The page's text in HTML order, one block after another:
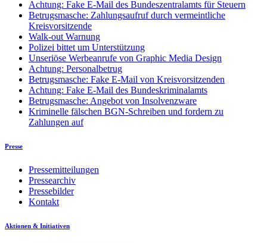
Achtung: Fake E-Mail des Bundeszentralamts für Steuern
Betrugsmasche: Zahlungsaufruf durch vermeintliche
Kreisvorsitzende
Walk-out Warnung
Polizei bittet um Unterstützung
Unseriöse Werbeanrufe von Graphic Media Design
Achtung: Personalbetrug
Betrugsmasche: Fake E-Mail von Kreisvorsitzenden
Achtung: Fake E-Mail des Bundeskriminalamts
Betrugsmasche: Angebot von Insolvenzware
Kriminelle fälschen BGN-Schreiben und fordern zu
Zahlungen auf
Presse
Pressemitteilungen
Pressearchiv
Pressebilder
Kontakt
Aktionen & Initiativen